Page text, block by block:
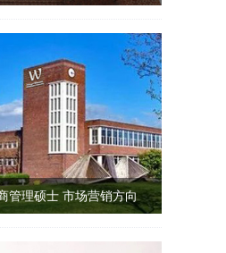
管理硕士 市场营销方向